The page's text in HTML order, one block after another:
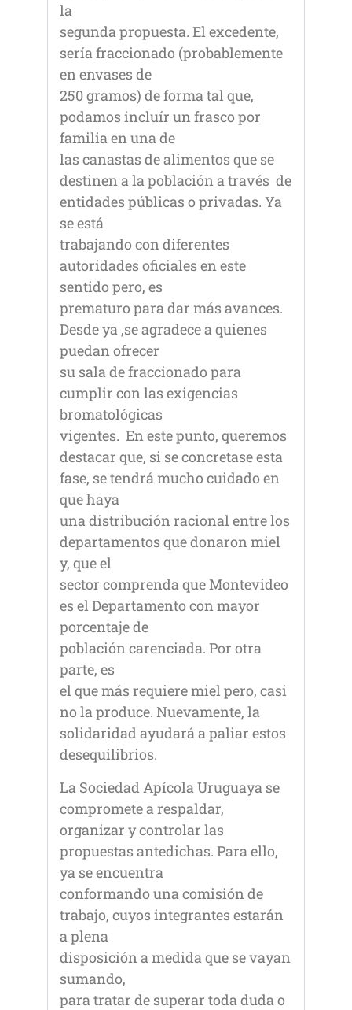
la
segunda propuesta. El excedente,
sería fraccionado (probablemente
en envases de
250 gramos) de forma tal que,
podamos incluír un frasco por
familia en una de
las canastas de alimentos que se
destinen a la población a través de
entidades públicas o privadas. Ya
se está
trabajando con diferentes
autoridades oficiales en este
sentido pero, es
prematuro para dar más avances.
Desde ya ,se agradece a quienes
puedan ofrecer
su sala de fraccionado para
cumplir con las exigencias
bromatológicas
vigentes. En este punto, queremos
destacar que, si se concretase esta
fase, se tendrá mucho cuidado en
que haya
una distribución racional entre los
departamentos que donaron miel
y, que el
sector comprenda que Montevideo
es el Departamento con mayor
porcentaje de
población carenciada. Por otra
parte, es
el que más requiere miel pero, casi
no la produce. Nuevamente, la
solidaridad ayudará a paliar estos
desequilibrios.
La Sociedad Apícola Uruguaya se
compromete a respaldar,
organizar y controlar las
propuestas antedichas. Para ello,
ya se encuentra
conformando una comisión de
trabajo, cuyos integrantes estarán
a plena
disposición a medida que se vayan
sumando,
para tratar de superar toda duda o